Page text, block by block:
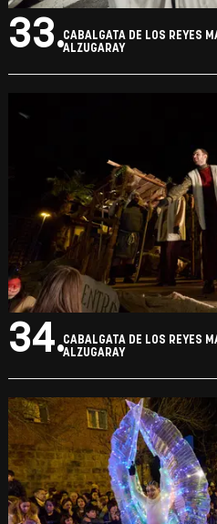
33.CABALGATA DE LOS REYES
ALZUGARAY